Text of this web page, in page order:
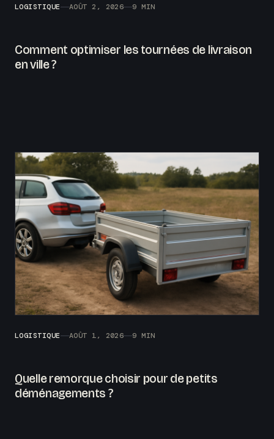
LOGISTIQUE AOÛT 2, 2026 9 MIN
Comment optimiser les tournées de livraison
en ville ?
LOGISTIQUE AOÛT 1, 2026 9 MIN
Quelle remorque choisir pour de petits
déménagements ?